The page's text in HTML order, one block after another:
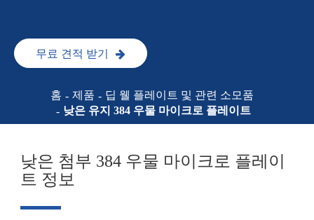
무료 견적 받기
홈 제품
딥 웰 플레이트 및 관련 소모품
낮은 유지 384 우물 마이크로 플레이트
낮은 첨부 384 우물 마이크로 플레이
트 정보